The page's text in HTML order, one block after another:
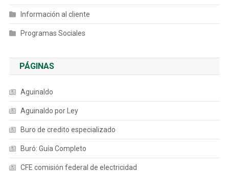
Información al cliente
Programas Sociales
PÁGINAS
Aguinaldo
Aguinaldo por Ley
Buro de credito especializado
Buró: Guía Completo
CFE comisión federal de electricidad